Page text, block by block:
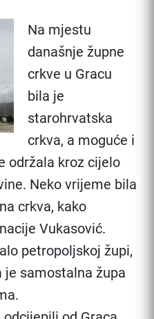
Na mjestu
današnje župne
crkve u Gracu
bila je
starohrvatska
crkva, a moguće i
održala kroz cijelo
Neko vrijeme bila
crkva, kako
Vukasović.
petropoljskoj župi,
je samostalna župa